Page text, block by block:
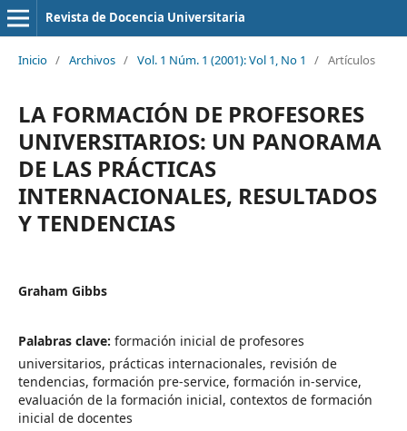
Revista de Docencia Universitaria
Inicio / Archivos / Vol. 1 Núm. 1 (2001): Vol 1, No 1 / Artículos
LA FORMACIÓN DE PROFESORES
UNIVERSITARIOS: UN PANORAMA
DE LAS PRÁCTICAS
INTERNACIONALES, RESULTADOS
Y TENDENCIAS
Graham Gibbs
Palabras clave: formación inicial de profesores
universitarios, prácticas internacionales, revisión de
tendencias, formación pre-service, formación in-service,
evaluación de la formación inicial, contextos de formación
inicial de docentes